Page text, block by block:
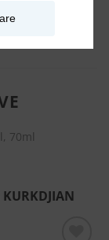
70ml